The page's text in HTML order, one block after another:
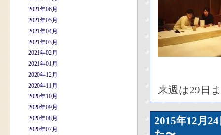
2021年06月
2021年05月
2021年04月
2021年03月
2021年02月
2021年01月
2020年12月
2020年11月
2020年10月
2020年09月
2020年08月
2020年07月
来週は29日
2015年12